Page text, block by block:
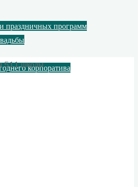
праздничных программ
корпоратива